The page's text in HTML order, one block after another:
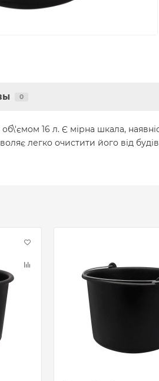
0
16 л. Є мірна шкала,
легко очистити його від